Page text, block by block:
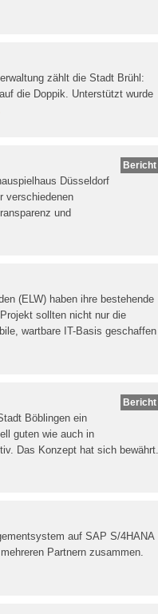
zählt die Stadt Brühl:
die Doppik. Unterstützt wurde
Bericht
Düsseldorf
verschiedenen
und
(ELW) haben ihre bestehende
sollten nicht nur die
wartbare IT-Basis geschaffen
Bericht
Böblingen ein
guten wie auch in
Das Konzept hat sich bewährt.
auf SAP S/4HANA
Partnern zusammen.